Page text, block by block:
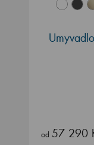
od 57 290